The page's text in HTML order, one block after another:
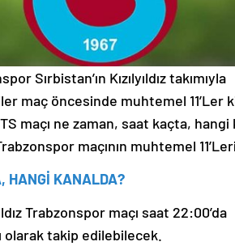
Sırbistan’ın Kızılyıldız takımıyla
maç öncesinde muhtemel 11’Ler
TS maçı ne zaman, saat kaçta, hangi
maçının muhtemel
HANGİ KANALDA?
Trabzonspor maçı saat 22:00’da
olarak takip edilebilecek.